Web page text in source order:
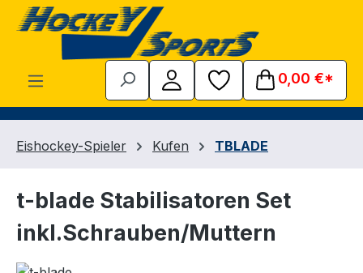
Zum Hauptinhalt springen
0,00 €*
Eishockey-Spieler Kufen TBLADE
t-blade Stabilisatoren Set
inkl.Schrauben/Muttern